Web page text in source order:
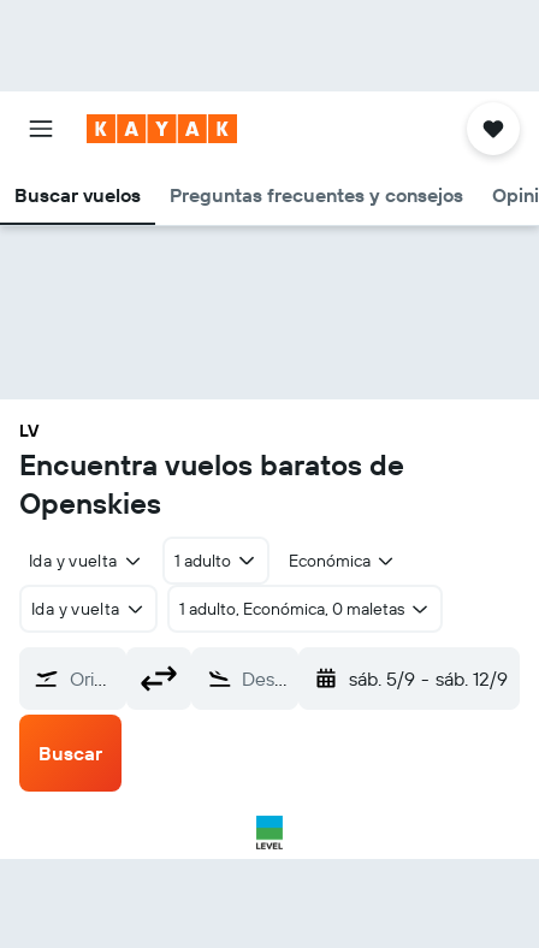
Buscar vuelos Preguntas frecuentes y consejos
LV
Encuentra vuelos baratos de
Openskies
Ida y vuelta 1 adulto Económica
Ida y vuelta 1 adulto, Económica, 0 maletas
Origen Destino sáb. 5/9 - sáb. 12/9
Buscar